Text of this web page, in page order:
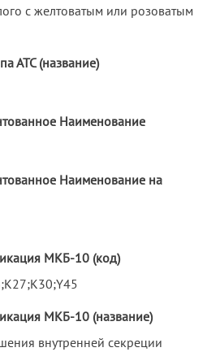
с желтоватым или розоватым
АТС (название)
Наименование
Наименование на
МКБ-10 (код)
МКБ-10 (название)
внутренней секреции